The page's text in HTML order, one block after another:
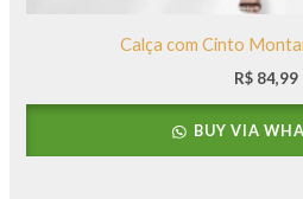
Calça com Cinto
R$ 84,99
BUY VIA